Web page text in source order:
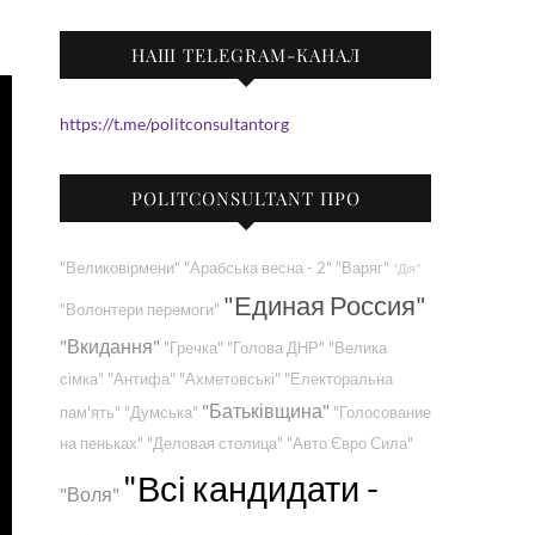
НАШ TELEGRAM-КАНАЛ
https://t.me/politconsultantorg
POLITCONSULTANT ПРО
"Великовірмени" "Арабська весна - 2" "Варяг" "Дія"
"Волонтери перемоги" "Единая Россия"
"Вкидання" "Гречка" "Голова ДНР" "Велика
сімка" "Антифа" "Ахметовські" "Електоральна
пам'ять" "Думська" "Батьківщина" "Голосование
на пеньках" "Деловая столица" "Авто Євро Сила"
"Воля" "Всі кандидати -